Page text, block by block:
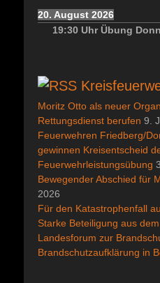
20. August 2026
19:30 Uhr Übung
Moritz Otto als neuer
Rettungsdienst berufen 9.
Feuerwehren Friedberg/
gewinnen Kreisentscheid
Feuerwehrleistungsübung
Bewegender Abschied für
2026
Für den Katastrophenfall
Starke Beteiligung aus
Landesforum zur
Brandschutzaufklärung in